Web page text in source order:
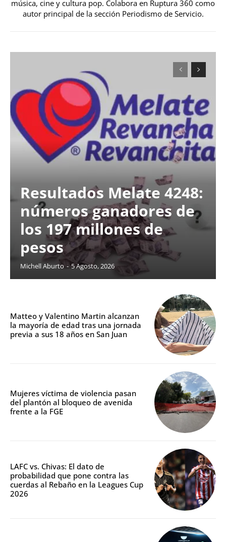
música, cine y cultura pop. Colabora en Ruptura 360 como
autor principal de la sección Periodismo de Servicio.
Resultados Melate 4248:
números ganadores de
los 197 millones de
pesos
Michell Aburto - 5 Agosto, 2026
Matteo y Valentino Martin alcanzan
la mayoría de edad tras una jornada
previa a sus 18 años en San Juan
Mujeres víctima de violencia pasan
del plantón al bloqueo de avenida
frente a la FGE
LAFC vs. Chivas: El dato de
probabilidad que pone contra las
cuerdas al Rebaño en la Leagues Cup
2026